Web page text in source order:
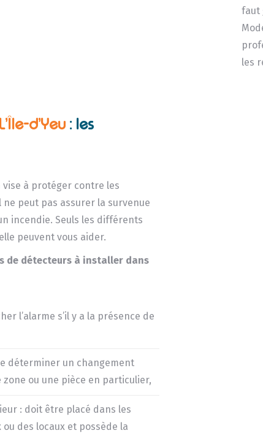
faut
les
d’Yeu : les
à protéger contre les
peut pas assurer la survenue
incendie. Seuls les différents
peuvent vous aider.
de détecteurs à installer dans
l’alarme s’il y a la présence de
déterminer un changement
ou une pièce en particulier,
: doit être placé dans les
des locaux et possède la